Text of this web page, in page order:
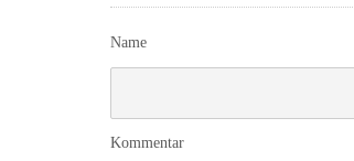
Name
Kommentar